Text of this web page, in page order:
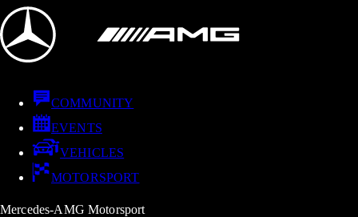
COMMUNITY
EVENTS
VEHICLES
MOTORSPORT
Mercedes-AMG Motorsport